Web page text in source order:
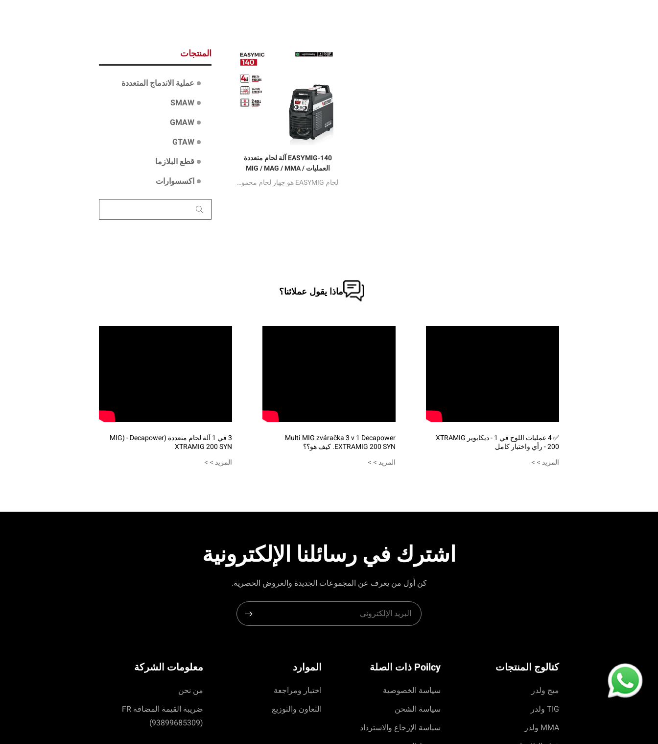
المنتجات
عملية الاندماج المتعددة
SMAW
GMAW
GTAW
قطع البلازما
اكسسوارات
EASYMIG-140 آلة لحام متعددة
العمليات MIG / MAG / MMA /
TIG التآزرية
لحام EASYMIG هو جهاز لحام محمول نصف جسر MCU يتحكم فيه مع GMAW و FCAW و SMAW و DC LIFT TIG WELDING. من خلال الاختيار المباشر لطريقة اللحام المعطاة ، يمكنك استخدام هذه الآلة ببساطة كبيرة. "نقرة واحدة" لإكمال عمل اللحام بسهولة.
ماذا يقول عملائنا؟
3 في 1 آلة لحام متعددة (MIG) - Decapower
XTRAMIG 200 SYN
المزيد > >
Multi MIG zváračka 3 v 1 Decapower
EXTRAMIG 200 SYN. كيف هو؟؟
المزيد > >
✅ 4 عمليات اللوح في 1 - ديكابوير XTRAMIG
200 - رأي واختبار كامل
المزيد > >
اشترك في رسائلنا الإلكترونية
كن أول من يعرف عن المجموعات الجديدة والعروض الحصرية.
كتالوج المنتجات
ميج ولدر
TIG ولدر
MMA ولدر
Poilcy ذات الصلة
سياسة الخصوصية
سياسة الشحن
سياسة الإرجاع والاسترداد
الموارد
اختبار ومراجعة
التعاون والتوزيع
معلومات الشركة
من نحن
ضريبة القيمة المضافة FR
(93899685309)